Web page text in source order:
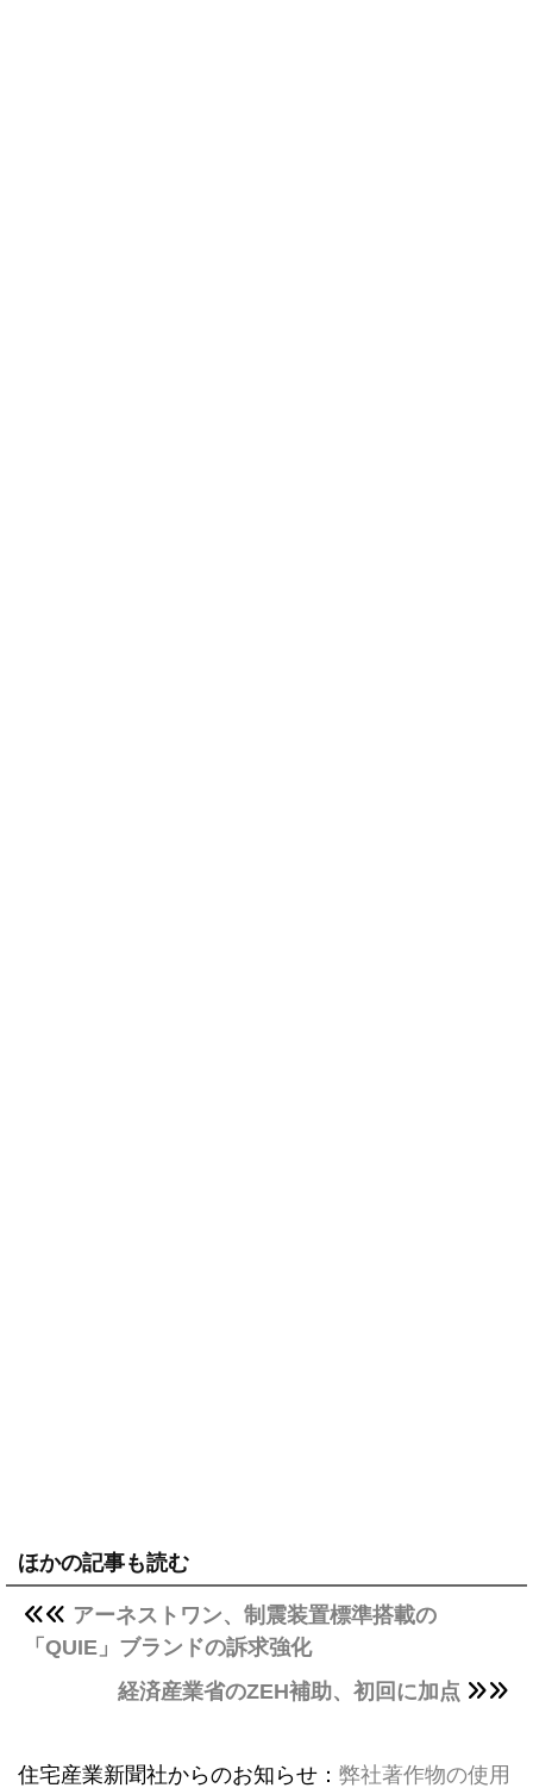
ほかの記事も読む
アーネストワン、制震装置標準搭載の
「QUIE」ブランドの訴求強化
経済産業省のZEH補助、初回に加点
住宅産業新聞社からのお知らせ： 弊社著作物の使用